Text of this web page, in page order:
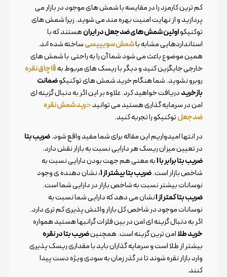
کم ترین کارمزد را در مقایسه با شمش های موجود در بازار می
پردازید و از نهایت امنیت بهره مند می شوید. زیرا شمش های
توکنیکواولین شمش های ضدجعل در ایرانهستند که با
استانداردهایی مشابه باشمش سویییسیساخته شده اند.
همین موضوع باعث می شود شما آن را به راحتی با شمش های
خارجی جایگزین کنید و دیگر با ریسک های مربوط بهقاچاق نقره
روبرو نشوید. شما هنگام خرید شمش های توکنیکوضمانت
بازخریددریافت خواهید کرد. علاوه بر این اگر به دنبال گزینه ای
امن در سرمایه گذاری هستید می توانیدخرید شمش نقره
ضدجعلتوکنیکو را تجربه کنید.
در انتها امیدواریم این مقاله برای شما مفید واقع شود.ضریب بتا
در تعیین میزان ریسک هر دارایی نسبت به بازار نقش دارد.
ضریب بتا برابر با 1 به معنی هم جهت بودن دارایی نسبت به
شاخص بازار است.ضریب بتا بیشتر از 1 ، نشان دهنده ی وجود
نوسانات بیشتر نسبت به شاخص بازار در دارایی شما است.
ضریب بتا کمتر از 1 نشان می دهد که دارایی شما نسبت به
نوسانات موجود در شاخص کل بازار واکنش پذیری کم تری دارد.
اگر به دنبال گزینه ای امن در بین فلزات گرانبها هستید همواره
خرید طلاامن ترین گزینه است. همچنینضریب بتا در نقره
بیشتر از طلا است و سرمایه گذاران باید با مقداری ریسک پذیری
وارد بازار نقره شوند تا در گذر زمان به سودی ویژه دست پیدا
کنند.